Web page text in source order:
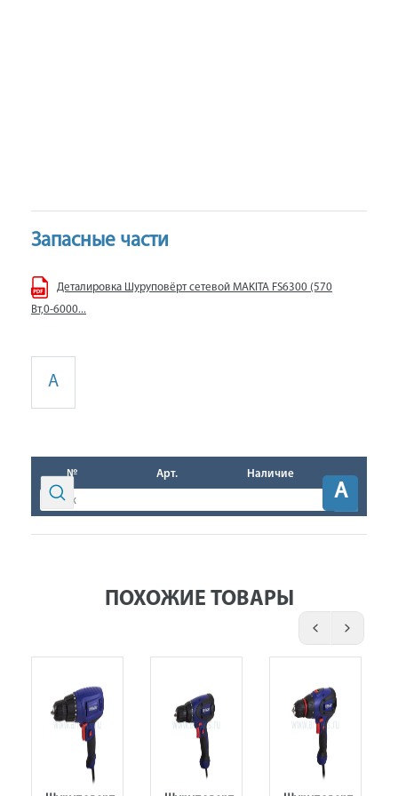
Запасные части
Деталировка Шуруповёрт сетевой MAKITA FS6300 (570
Вт,0-6000...
A
A
№ Арт. Наличие
ПОХОЖИЕ ТОВАРЫ